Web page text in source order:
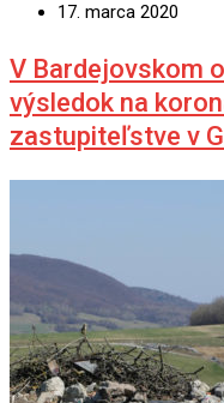
17. marca 2020
V Bardejovskom
výsledok na
zastupiteľstve v